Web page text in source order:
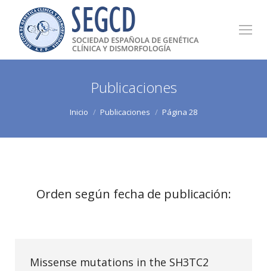
Publicaciones
Inicio Publicaciones Página 28
Orden según fecha de publicación:
Missense mutations in the SH3TC2